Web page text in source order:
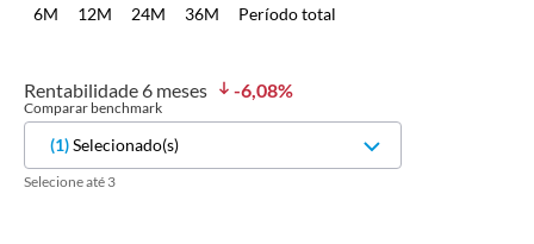
6M 12M 24M 36M Período total
Rentabilidade 6 meses -6,08%
Comparar benchmark
(1)Selecionado(s)
Selecione até 3